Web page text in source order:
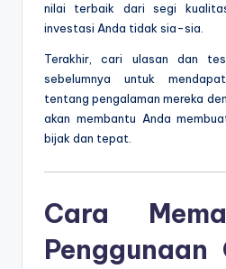
nilai terbaik dari segi
investasi Anda tidak sia-sia.
Terakhir, cari ulasan dan
sebelumnya untuk
tentang pengalaman mereka
akan membantu Anda
bijak dan tepat.
Cara
Penggunaan